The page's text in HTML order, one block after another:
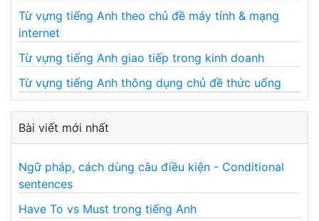
Từ vựng tiếng Anh theo chủ đề máy tính & mạng
internet
Từ vựng tiếng Anh giao tiếp trong kinh doanh
Từ vựng tiếng Anh thông dụng chủ đề thức uống
Bài viết mới nhất
Ngữ pháp, cách dùng câu điều kiện - Conditional
sentences
Have To vs Must trong tiếng Anh